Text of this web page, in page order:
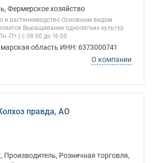
Фермерское хозяйство
и растениеводство Основным видом
Выращивание однолетних культур
Пт.) с 08.00 до 16.00
область ИНН: 6373000741
О компании
правда, АО
Производитель, Розничная торговля,